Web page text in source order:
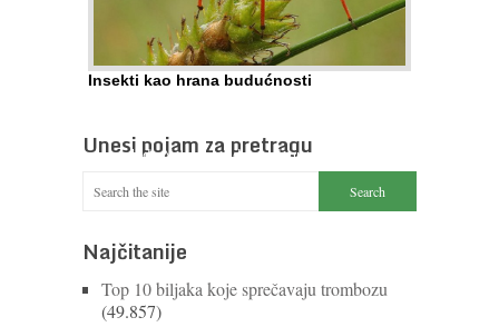
Nastavi čitati
Nastavi čitati
Insekti kao hrana budućnosti
zbog gladi. Nadu (možda) nude insekti. ...
Unesi pojam za pretragu
Najčitanije
Top 10 biljaka koje sprečavaju trombozu
(49.857)